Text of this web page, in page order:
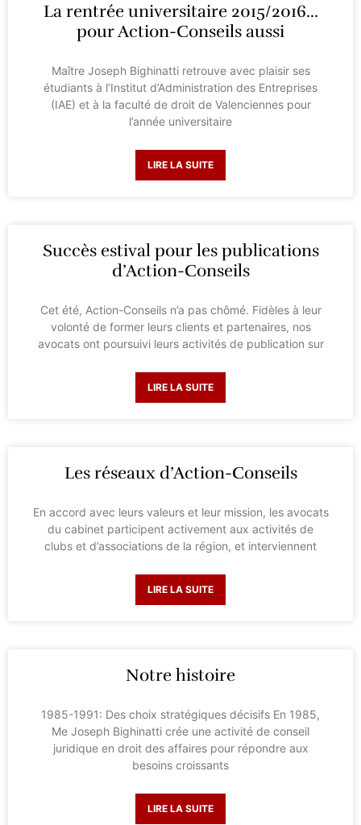
La rentrée universitaire 2015/2016…
pour Action-Conseils aussi
Maître Joseph Bighinatti retrouve avec plaisir ses
étudiants à l’Institut d’Administration des Entreprises
(IAE) et à la faculté de droit de Valenciennes pour
l’année universitaire
LIRE LA SUITE
Succès estival pour les publications
d’Action-Conseils
Cet été, Action-Conseils n’a pas chômé. Fidèles à leur
volonté de former leurs clients et partenaires, nos
avocats ont poursuivi leurs activités de publication sur
LIRE LA SUITE
Les réseaux d’Action-Conseils
En accord avec leurs valeurs et leur mission, les avocats
du cabinet participent activement aux activités de
clubs et d’associations de la région, et interviennent
LIRE LA SUITE
Notre histoire
1985-1991: Des choix stratégiques décisifs En 1985,
Me Joseph Bighinatti crée une activité de conseil
juridique en droit des affaires pour répondre aux
besoins croissants
LIRE LA SUITE